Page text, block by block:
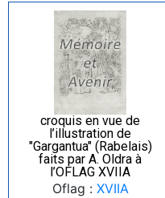
croquis en vue de
l’illustration de
"Gargantua" (Rabelais)
faits par A. Oldra à
l’OFLAG XVIIA
Oflag : XVIIA